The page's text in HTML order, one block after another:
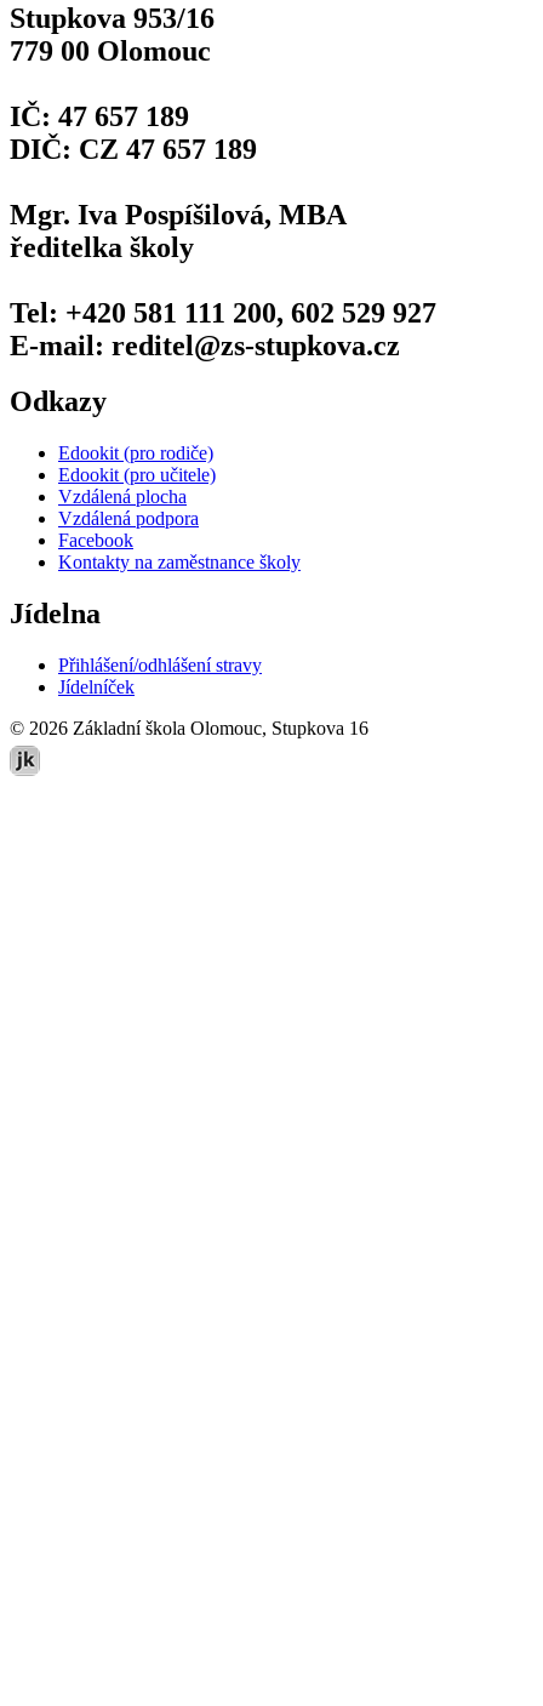
Stupkova 953/16
779 00 Olomouc
IČ: 47 657 189
DIČ: CZ 47 657 189
Mgr. Iva Pospíšilová, MBA
ředitelka školy
Tel: +420 581 111 200, 602 529 927
E-mail: reditel@zs-stupkova.cz
Odkazy
Edookit (pro rodiče)
Edookit (pro učitele)
Vzdálená plocha
Vzdálená podpora
Facebook
Kontakty na zaměstnance školy
Jídelna
Přihlášení/odhlášení stravy
Jídelníček
© 2026 Základní škola Olomouc, Stupkova 16